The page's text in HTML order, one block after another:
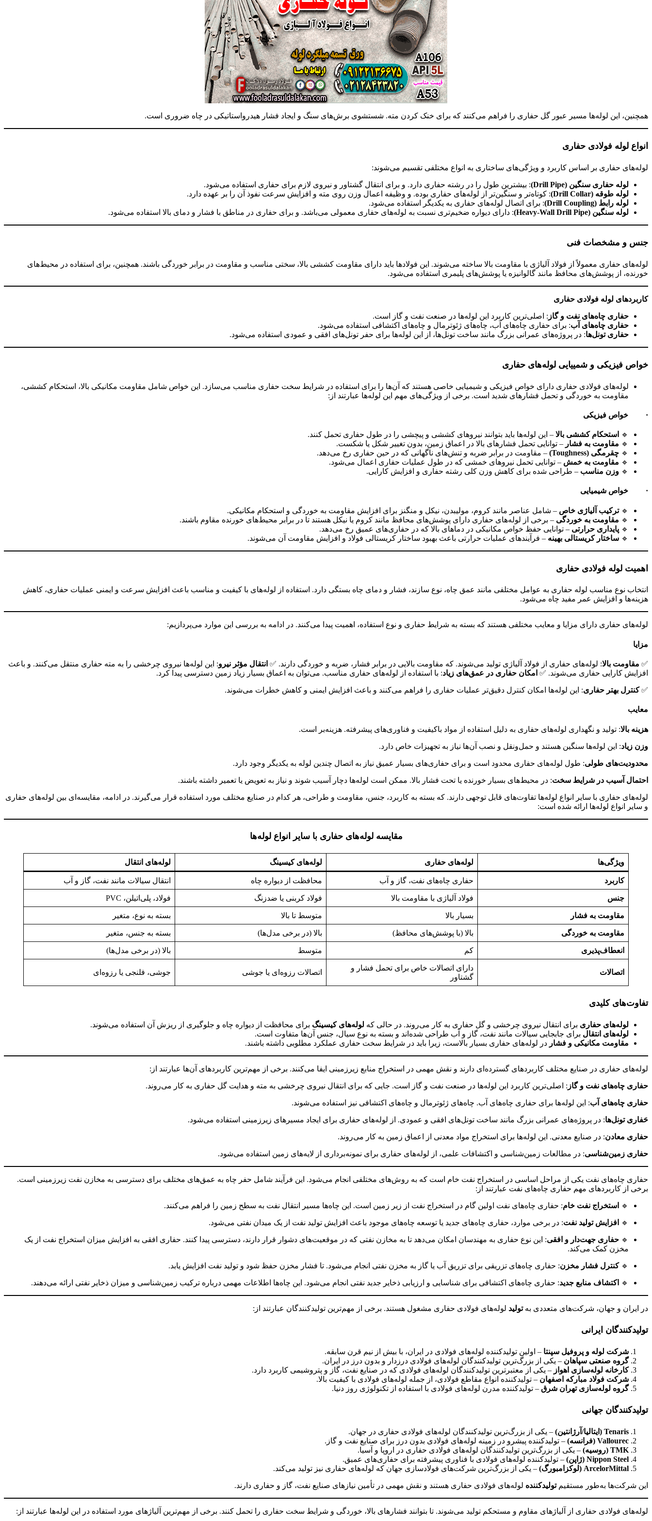
همچنین، این لوله‌ها مسیر عبور گل حفاری را فراهم می‌کنند که برای خنک کردن مته. شستشوی برش‌های سنگ و ایجاد فشار هیدرواستاتیکی در چاه ضروری است.
انواع لوله فولادی حفاری
لوله‌های حفاری بر اساس کاربرد و ویژگی‌های ساختاری به انواع مختلفی تقسیم می‌شوند:
لوله حفاری سنگین (Drill Pipe)
: بیشترین طول را در رشته حفاری دارد. و برای انتقال گشتاور و نیروی لازم برای حفاری استفاده می‌شود.
لوله طوقه (Drill Collar)
: کوتاه‌تر و سنگین‌تر از لوله‌های حفاری بوده. و وظیفه اعمال وزن روی مته و افزایش سرعت نفوذ آن را بر عهده دارد.
لوله رابط (Drill Coupling)
: برای اتصال لوله‌های حفاری به یکدیگر استفاده می‌شود.
لوله سنگین (Heavy-Wall Drill Pipe)
: دارای دیواره ضخیم‌تری نسبت به لوله‌های حفاری معمولی می‌باشد. و برای حفاری در مناطق با فشار و دمای بالا استفاده می‌شود.
جنس و مشخصات فنی
لوله‌های حفاری معمولاً از فولاد آلیاژی با مقاومت بالا ساخته می‌شوند. این فولادها باید دارای مقاومت کششی بالا، سختی مناسب و مقاومت در برابر خوردگی باشند. همچنین، برای استفاده در محیط‌های
خورنده، از پوشش‌های محافظ مانند گالوانیزه یا پوشش‌های پلیمری استفاده می‌شود.
کاربردهای لوله فولادی حفاری
حفاری چاه‌های نفت و گاز : اصلی‌ترین کاربرد این لوله‌ها در صنعت نفت و گاز است.
حفاری چاه‌های آب: برای حفاری چاه‌های آب، چاه‌های ژئوترمال و چاه‌های اکتشافی استفاده می‌شود.
حفاری تونل‌ها: در پروژه‌های عمرانی بزرگ مانند ساخت تونل‌ها، از این لوله‌ها برای حفر تونل‌های افقی و عمودی استفاده می‌شود.
خواص فیزیکی و شمییایی لوله‌های حفاری
لوله‌های فولادی حفاری دارای خواص فیزیکی و شیمیایی خاصی هستند که آن‌ها را برای استفاده در شرایط سخت حفاری مناسب می‌سازد. این خواص شامل مقاومت مکانیکی بالا، استحکام کششی،
مقاومت به خوردگی و تحمل فشارهای شدید است. برخی از ویژگی‌های مهم این لوله‌ها عبارتند از:
· خواص فیزیکی
🔹 استحکام کششی بالا – این لوله‌ها باید بتوانند نیروهای کششی و پیچشی را در طول حفاری تحمل کنند.
🔹 مقاومت به فشار – توانایی تحمل فشارهای بالا در اعماق زمین، بدون تغییر شکل یا شکست.
🔹 چقرمگی (Toughness)
– مقاومت در برابر ضربه و تنش‌های ناگهانی که در حین حفاری رخ می‌دهد.
🔹 مقاومت به خمش – توانایی تحمل نیروهای خمشی که در طول عملیات حفاری اعمال می‌شود.
🔹 وزن مناسب – طراحی شده برای کاهش وزن کلی رشته حفاری و افزایش کارایی.
· خواص شیمیایی
🔹ترکیب آلیاژی خاص – شامل عناصر مانند کروم، مولیبدن، نیکل و منگنز برای افزایش مقاومت به خوردگی و استحکام مکانیکی.
🔹 مقاومت به خوردگی – برخی از لوله‌های حفاری دارای پوشش‌های محافظ مانند کروم یا نیکل هستند تا در برابر محیط‌های خورنده مقاوم باشند.
🔹 پایداری حرارتی – توانایی حفظ خواص مکانیکی در دماهای بالا که در حفاری‌های عمیق رخ می‌دهد.
🔹 ساختار کریستالی بهینه – فرآیندهای عملیات حرارتی باعث بهبود ساختار کریستالی فولاد و افزایش مقاومت آن می‌شوند.
اهمیت لوله فولادی حفاری
انتخاب نوع مناسب لوله حفاری به عوامل مختلفی مانند عمق چاه، نوع سازند، فشار و دمای چاه بستگی دارد. استفاده از لوله‌های با کیفیت و مناسب باعث افزایش سرعت و ایمنی عملیات حفاری، کاهش
هزینه‌ها و افزایش عمر مفید چاه می‌شود.
لوله‌های حفاری دارای مزایا و معایب مختلفی هستند که بسته به شرایط حفاری و نوع استفاده، اهمیت پیدا می‌کنند. در ادامه به بررسی این موارد می‌پردازیم:
مزایا
✅ مقاومت بالا: لوله‌های حفاری از فولاد آلیاژی تولید می‌شوند. که مقاومت بالایی در برابر فشار، ضربه و خوردگی دارند. ✅ انتقال مؤثر نیرو: این لوله‌ها نیروی چرخشی را به مته حفاری منتقل می‌کنند. و باعث
افزایش کارایی حفاری می‌شوند. ✅ امکان حفاری در عمق‌های زیاد: با استفاده از لوله‌های حفاری مناسب. می‌توان به اعماق بسیار زیاد زمین دسترسی پیدا کرد.
✅کنترل بهتر حفاری: این لوله‌ها امکان کنترل دقیق‌تر عملیات حفاری را فراهم می‌کنند و باعث افزایش ایمنی و کاهش خطرات می‌شوند.
معایب
هزینه بالا: تولید و نگهداری لوله‌های حفاری به دلیل استفاده از مواد باکیفیت و فناوری‌های پیشرفته. هزینه‌بر است.
وزن زیاد: این لوله‌ها سنگین هستند و حمل‌ونقل و نصب آن‌ها نیاز به تجهیزات خاص دارد.
محدودیت‌های طولی: طول لوله‌های حفاری محدود است و برای حفاری‌های بسیار عمیق نیاز به اتصال چندین لوله به یکدیگر وجود دارد.
احتمال آسیب در شرایط سخت: در محیط‌های بسیار خورنده یا تحت فشار بالا. ممکن است لوله‌ها دچار آسیب شوند و نیاز به تعویض یا تعمیر داشته باشند.
لوله‌های حفاری با سایر انواع لوله‌ها تفاوت‌های قابل توجهی دارند. که بسته به کاربرد، جنس، مقاومت و طراحی، هر کدام در صنایع مختلف مورد استفاده قرار می‌گیرند. در ادامه، مقایسه‌ای بین لوله‌های حفاری
و سایر انواع لوله‌ها ارائه شده است:
مقایسه لوله‌های حفاری با سایر انواع لوله‌ها
ویژگی‌ها لوله‌های حفاری لوله‌های کیسینگ لوله‌های انتقال
کاربرد حفاری چاه‌های نفت، گاز و آب محافظت از دیواره چاه انتقال سیالات مانند نفت، گاز و آب
جنس فولاد آلیاژی با مقاومت بالا فولاد کربنی یا ضدزنگ فولاد، پلی‌اتیلن، PVC
مقاومت به فشار بسیار بالا متوسط تا بالا بسته به نوع، متغیر
مقاومت به خوردگی بالا (با پوشش‌های محافظ) بالا (در برخی مدل‌ها) بسته به جنس، متغیر
انعطاف‌پذیری کم متوسط بالا (در برخی مدل‌ها)
اتصالات
دارای اتصالات خاص برای تحمل فشار و
گشتاور
اتصالات رزوه‌ای یا جوشی جوشی، فلنجی یا رزوه‌ای
تفاوت‌های کلیدی
لوله‌های حفاری برای انتقال نیروی چرخشی و گل حفاری به کار می‌روند. در حالی که لوله‌های کیسینگ برای محافظت از دیواره چاه و جلوگیری از ریزش آن استفاده می‌شوند.
لوله‌های انتقال برای جابجایی سیالات مانند نفت، گاز و آب طراحی شده‌اند و بسته به نوع سیال، جنس آن‌ها متفاوت است.
مقاومت مکانیکی و فشار در لوله‌های حفاری بسیار بالاست، زیرا باید در شرایط سخت حفاری عملکرد مطلوبی داشته باشند.
لوله‌های حفاری در صنایع مختلف کاربردهای گسترده‌ای دارند و نقش مهمی در استخراج منابع زیرزمینی ایفا می‌کنند. برخی از مهم‌ترین کاربردهای آن‌ها عبارتند از:
حفاری چاه‌های نفت و گاز : اصلی‌ترین کاربرد این لوله‌ها در صنعت نفت و گاز است. جایی که برای انتقال نیروی چرخشی به مته و هدایت گل حفاری به کار می‌روند.
حفاری چاه‌های آب: این لوله‌ها برای حفاری چاه‌های آب. چاه‌های ژئوترمال و چاه‌های اکتشافی نیز استفاده می‌شوند.
حَفاری تونل‌ها: در پروژه‌های عمرانی بزرگ مانند ساخت تونل‌های افقی و عمودی. از لوله‌های حفاری برای ایجاد مسیرهای زیرزمینی استفاده می‌شود.
حفاری معادن: در صنایع معدنی. این لوله‌ها برای استخراج مواد معدنی از اعماق زمین به کار می‌روند.
حفاری زمین‌شناسی: در مطالعات زمین‌شناسی و اکتشافات علمی، از لوله‌های حفاری برای نمونه‌برداری از لایه‌های زمین استفاده می‌شود.
حفاری چاه‌های نفت یکی از مراحل اساسی در استخراج نفت خام است که به روش‌های مختلفی انجام می‌شود. این فرآیند شامل حفر چاه به عمق‌های مختلف برای دسترسی به مخازن نفت زیرزمینی است.
برخی از کاربردهای مهم حفاری چاه‌های نفت عبارتند از:
🔹 استخراج نفت خام: حفاری چاه‌های نفت اولین گام در استخراج نفت از زیر زمین است. این چاه‌ها مسیر انتقال نفت به سطح زمین را فراهم می‌کنند.
🔹 افزایش تولید نفت: در برخی موارد، حفاری چاه‌های جدید یا توسعه چاه‌های موجود باعث افزایش تولید نفت از یک میدان نفتی می‌شود.
🔹 حفاری جهت‌دار و افقی: این نوع حفاری به مهندسان امکان می‌دهد تا به مخازن نفتی که در موقعیت‌های دشوار قرار دارند، دسترسی پیدا کنند. حفاری افقی به افزایش میزان استخراج نفت از یک
مخزن کمک می‌کند.
🔹کنترل فشار مخزن: حفاری چاه‌های تزریقی برای تزریق آب یا گاز به مخزن نفتی انجام می‌شود. تا فشار مخزن حفظ شود و تولید نفت افزایش یابد.
🔹 اکتشاف منابع جدید: حفاری چاه‌های اکتشافی برای شناسایی و ارزیابی ذخایر جدید نفتی انجام می‌شود. این چاه‌ها اطلاعات مهمی درباره ترکیب زمین‌شناسی و میزان ذخایر نفتی ارائه می‌دهند.
در ایران و جهان، شرکت‌های متعددی بهتولید لوله‌های فولادی حفاری مشغول هستند. برخی از مهم‌ترین تولیدکنندگان عبارتند از:
تولیدکنندگان ایرانی
شرکت لوله و پروفیل سپنتا – اولین تولیدکننده لوله‌های فولادی در ایران، با بیش از نیم قرن سابقه.
گروه صنعتی سپاهان – یکی از بزرگ‌ترین تولیدکنندگان لوله‌های فولادی درزدار و بدون درز در ایران.
کارخانه لوله‌سازی اهواز – یکی از معتبرترین تولیدکنندگان لوله‌های فولادی که در صنایع نفت، گاز و پتروشیمی کاربرد دارد.
شرکت فولاد مبارکه اصفهان – تولیدکننده انواع مقاطع فولادی، از جمله لوله‌های فولادی با کیفیت بالا.
گروه لوله‌سازی تهران شرق – تولیدکننده مدرن لوله‌های فولادی با استفاده از تکنولوژی روز دنیا.
تولیدکنندگان جهانی
Tenaris ( ایتالیا/آرژانتین) – یکی از بزرگ‌ترین تولیدکنندگان لوله‌های فولادی حفاری در جهان.
Vallourec ( فرانسه) – تولیدکننده پیشرو در زمینه لوله‌های فولادی بدون درز برای صنایع نفت و گاز.
TMK ( روسیه) – یکی از بزرگ‌ترین تولیدکنندگان لوله‌های فولادی حفاری در اروپا و آسیا.
Nippon Steel ( ژاپن) – تولیدکننده لوله‌های فولادی با فناوری پیشرفته برای حفاری‌های عمیق.
ArcelorMittal (
لوکزامبورگ) – یکی از بزرگ‌ترین شرکت‌های فولادسازی جهان که لوله‌های حفاری نیز تولید می‌کند.
این شرکت‌ها به‌طور مستقیمتولیدکننده لوله‌های فولادی حفاری هستند و نقش مهمی در تأمین نیازهای صنایع نفت، گاز و حفاری دارند.
لوله‌های فولادی حفاری از آلیاژهای مقاوم و مستحکم تولید می‌شوند. تا بتوانند فشارهای بالا، خوردگی و شرایط سخت حفاری را تحمل کنند. برخی از مهم‌ترین آلیاژهای مورد استفاده در این لوله‌ها عبارتند از: